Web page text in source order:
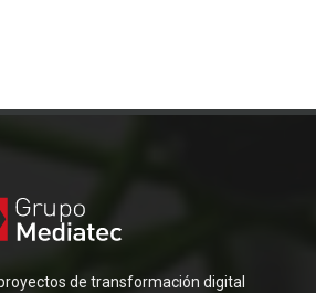
de transformación digital